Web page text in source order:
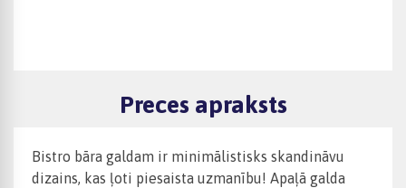
Preces apraksts
Bistro bāra galdam ir minimālistisks skandināvu
dizains, kas ļoti piesaista uzmanību! Apaļā galda